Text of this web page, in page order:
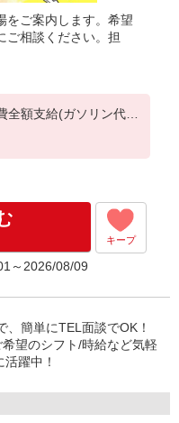
をご案内します。希望
ご相談ください。担
額支給(ガソリン代含
キープ
～2026/08/09
簡単にTEL面談でOK！
望のシフト/時給など気軽
躍中！